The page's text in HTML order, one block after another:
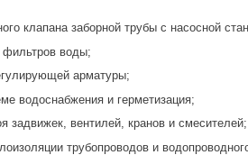
клапана заборной трубы с насосной
фильтров воды;
арматуры;
водоснабжения и герметизация;
задвижек, вентилей, кранов и смесителей;
трубопроводов и